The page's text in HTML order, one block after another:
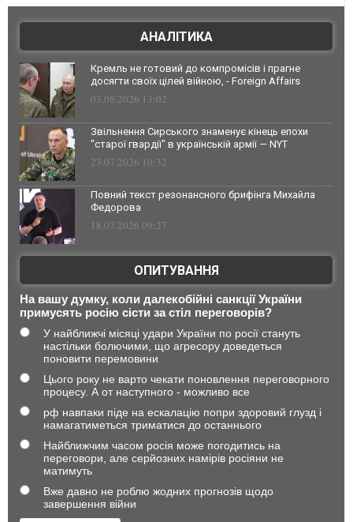
АНАЛІТИКА
Кремль не готовий до компромісів і прагне
досягти своїх цілей війною, - Foreign Affairs
03.08.2026 13:02
Звільнення Сирського знаменує кінець епохи
"старої гвардії" в українській армії — NYT
23.07.2026 10:32
Повний текст резонансного брифінга Михайла
Федорова
18.07.2026 09:27
ОПИТУВАННЯ
На вашу думку, коли далекобійні санкції України
примусять росію сісти за стіл переговорів?
У найближчі місяці удари України по росії стануть
настільки болючими, що агресору доведеться
поновити перемовини
Цього року не варто чекати поновлення переговорного
процесу. А от наступного - можливо все
рф навпаки піде на ескалацію попри здоровий глузд і
намагатиметься триматися до останнього
Найближчим часом росія може погодитись на
переговори, але серйозних намірів росіяни не
матимуть
Вже давно не роблю жодних прогнозів щодо
завершення війни